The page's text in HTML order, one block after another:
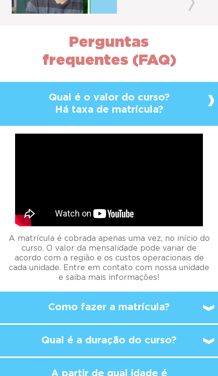
Perguntas
frequentes (FAQ)
Qual é o valor do curso?
Há taxa de matrícula?
A matrícula é cobrada apenas uma vez, no início do
curso. O valor da mensalidade pode variar de
acordo com a região e os custos operacionais de
cada unidade. Entre em contato com nossa unidade
e saiba mais informações!
Como fazer a matrícula?
Qual é a duração do curso?
A partir de qual idade é